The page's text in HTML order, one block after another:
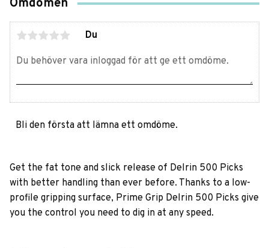
Omdömen
Du
Bli den första att lämna ett omdöme.
Get the fat tone and slick release of Delrin 500 Picks
with better handling than ever before. Thanks to a low-
profile gripping surface, Prime Grip Delrin 500 Picks give
you the control you need to dig in at any speed.